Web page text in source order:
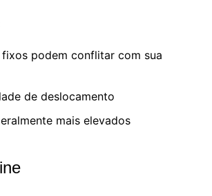
podem conflitar com sua
de deslocamento
mais elevados